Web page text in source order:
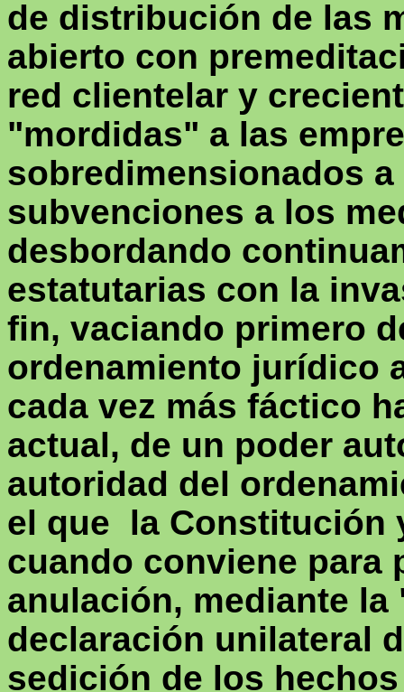
de distribución de las
abierto con
red clientelar y
"mordidas" a las
sobredimensionados
subvenciones a los
desbordando
estatutarias con la
fin, vaciando primero
ordenamiento jurídico
cada vez más fáctico
actual, de un poder
autoridad del
el que la Constitución
cuando conviene para
anulación, mediante
declaración unilateral
sedición de los